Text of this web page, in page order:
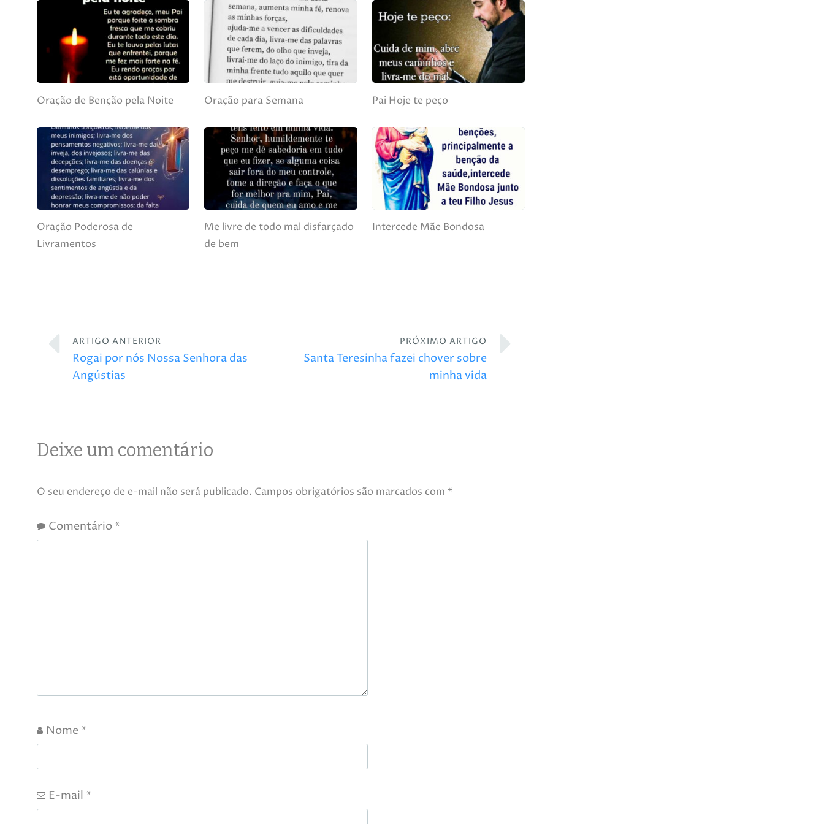
Oração de Benção pela Noite Oração para Semana Pai Hoje te peço
Oração Poderosa de
Livramentos
Me livre de todo mal disfarçado
de bem
Intercede Mãe Bondosa
ARTIGO ANTERIOR
Rogai por nós Nossa Senhora das
Angústias
PRÓXIMO ARTIGO
Santa Teresinha fazei chover sobre
minha vida
Deixe um comentário
O seu endereço de e-mail não será publicado. Campos obrigatórios são marcados com *
Comentário *
Nome *
E-mail *